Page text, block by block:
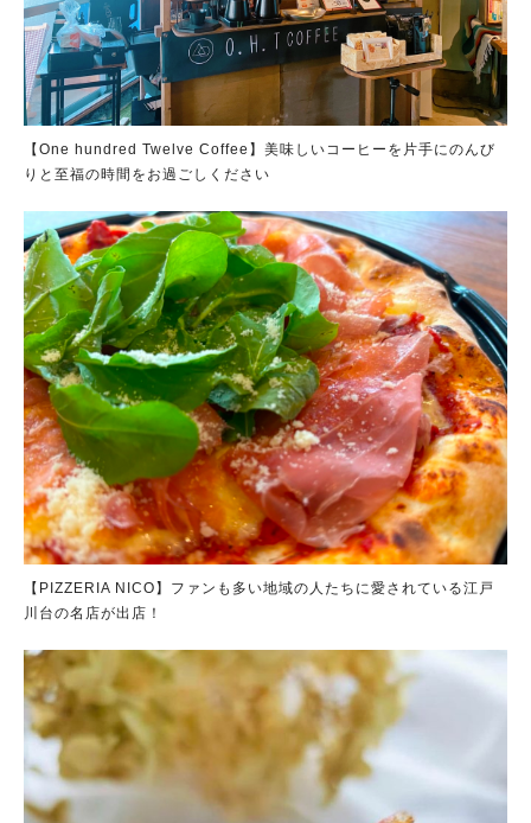
【One hundred Twelve Coffee】美味しいコーヒーを片手にのんび
りと至福の時間をお過ごしください
【PIZZERIA NICO】ファンも多い地域の人たちに愛されている江戸
川台の名店が出店！